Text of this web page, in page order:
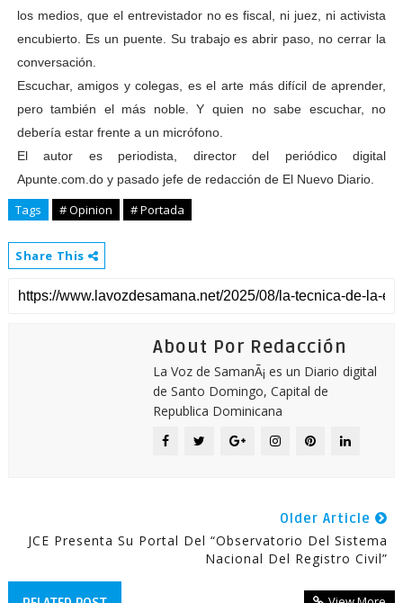
los medios, que el entrevistador no es fiscal, ni juez, ni activista
encubierto. Es un puente. Su trabajo es abrir paso, no cerrar la
conversación.
Escuchar, amigos y colegas, es el arte más difícil de aprender,
pero también el más noble. Y quien no sabe escuchar, no
debería estar frente a un micrófono.
El autor es periodista, director del periódico digital
Apunte.com.do y pasado jefe de redacción de El Nuevo Diario.
Tags # Opinion # Portada
Share This
About Por Redacción
La Voz de SamanÃ¡ es un Diario digital
de Santo Domingo, Capital de
Republica Dominicana
Older Article
JCE Presenta Su Portal Del “Observatorio Del Sistema
Nacional Del Registro Civil”